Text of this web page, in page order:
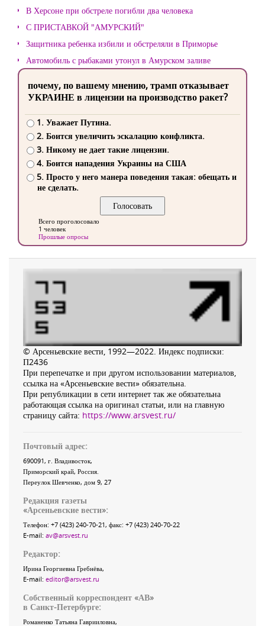
В Херсоне при обстреле погибли два человека
С ПРИСТАВКОЙ "АМУРСКИЙ"
Защитника ребенка избили и обстреляли в Приморье
Автомобиль с рыбаками утонул в Амурском заливе
почему, по вашему мнению, трамп отказывает
УКРАИНЕ в лицензии на производство ракет?
1. Уважает Путина.
2. Боится увеличить эскалацию конфликта.
3. Никому не дает такие лицензии.
4. Боится нападения Украины на США
5. Просто у него манера поведения такая: обещать и
не сделать.
Всего проголосовало
1 человек
Прошлые опросы
© Арсеньевские вести, 1992—2022. Индекс подписки:
П2436
При перепечатке и при другом использовании материалов,
ссылка на «Арсеньевские вести» обязательна.
При републикации в сети интернет так же обязательна
работающая ссылка на оригинал статьи, или на главную
страницу сайта: https://www.arsvest.ru/
Почтовый адрес:
690091, г. Владивосток,
Приморский край, Россия
Переулок Шевченко, дом 9, 27
Редакция газеты
«Арсеньевские вести»:
Телефон: +7 (423) 240-70-21, факс: +7 (423) 240-70-22
E-mail: av@arsvest.ru
Редактор:
Ирина Георгиевна Гребнёва,
E-mail: editor@arsvest.ru
Собственный корреспондент «АВ»
в Санкт-Петербурге:
Романенко Татьяна Гаврииловна,